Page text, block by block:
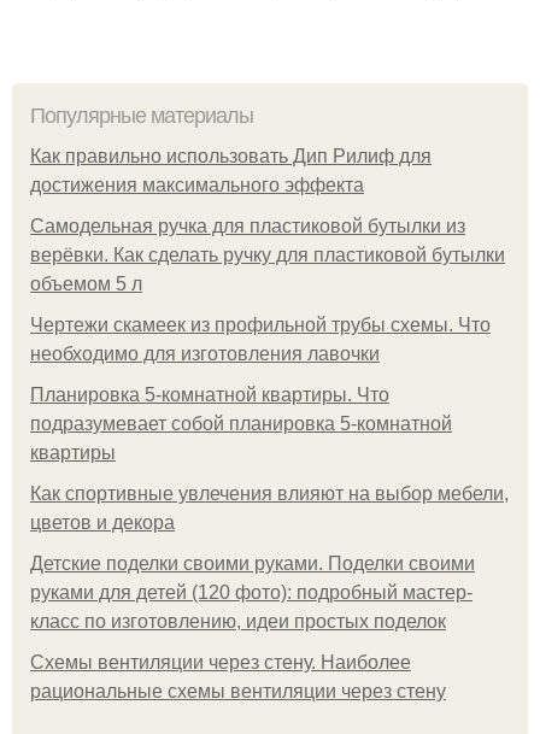
Популярные материалы
Как правильно использовать Дип Рилиф для
достижения максимального эффекта
Самодельная ручка для пластиковой бутылки из
верёвки. Как сделать ручку для пластиковой бутылки
объемом 5 л
Чертежи скамеек из профильной трубы схемы. Что
необходимо для изготовления лавочки
Планировка 5-комнатной квартиры. Что
подразумевает собой планировка 5-комнатной
квартиры
Как спортивные увлечения влияют на выбор мебели,
цветов и декора
Детские поделки своими руками. Поделки своими
руками для детей (120 фото): подробный мастер-
класс по изготовлению, идеи простых поделок
Схемы вентиляции через стену. Наиболее
рациональные схемы вентиляции через стену